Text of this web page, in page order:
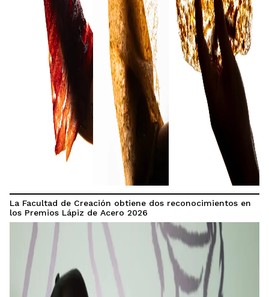
La Facultad de Creación obtiene dos reconocimientos en
los Premios Lápiz de Acero 2026